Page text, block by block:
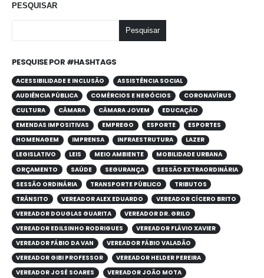
PESQUISAR
Pesquisar
PESQUISE POR #HASHTAGS
ACESSIBILIDADE E INCLUSÃO
ASSISTÊNCIA SOCIAL
AUDIÊNCIA PÚBLICA
COMÉRCIOS E NEGÓCIOS
CORONAVÍRUS
CULTURA
CÂMARA CÂMARA JOVEM
EDUCAÇÃO
EMENDAS IMPOSITIVAS
EMPREGO ESPORTE
ESPORTES
HOMENAGEM
IMPRENSA INFRAESTRUTURA
LAZER
LEGISLATIVO
LEIS MEIO AMBIENTE
MOBILIDADE URBANA
ORÇAMENTO
SAÚDE SEGURANÇA
SESSÃO EXTRAORDINÁRIA
SESSÃO ORDINÁRIA
TRANSPORTE PÚBLICO
TRIBUTOS
TRÂNSITO
VEREADOR ALEX EDUARDO
VEREADOR CÍCERO BRITO
VEREADOR DOUGLAS GUARITA
VEREADOR DR. GRILO
VEREADOR EDILSINHO RODRIGUES
VEREADOR FLÁVIO XAVIER
VEREADOR FÁBIO DA VAN
VEREADOR FÁBIO VALADÃO
VEREADOR GIBI PROFESSOR
VEREADOR HELDER PEREIRA
VEREADOR JOSÉ SOARES
VEREADOR JOÃO MOTA